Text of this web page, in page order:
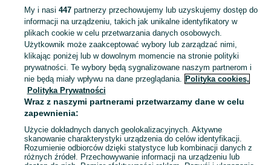
KATEGORIA
Skorzystaj z największego serwisu ogłoszeniowego - Janowo i okolice! Kupuj to, czego pragniesz i sprzedawaj to, czego już nie potrzebujesz! Zobacz
Mapa kategorii
Mapa miejscowości
Mapa ministron
Popularne wyszukiwania
My i nasi 447partnerzy przechowujemy lub uzyskujemy dostęp do
informacji na urządzeniu, takich jak unikalne identyfikatory w
plikach cookie w celu przetwarzania danych osobowych.
Użytkownik może zaakceptować wybory lub zarządzać nimi,
klikając poniżej lub w dowolnym momencie na stronie polityki
prywatności. Te wybory będą sygnalizowane naszym partnerom i
nie będą miały wpływu na dane przeglądania. Polityka cookies,
Polityka Prywatności
Wraz z naszymi partnerami przetwarzamy dane w celu
zapewnienia:
Użycie dokładnych danych geolokalizacyjnych. Aktywne
skanowanie charakterystyki urządzenia do celów identyfikacji.
Rozumienie odbiorców dzięki statystyce lub kombinacji danych z
różnych źródeł. Przechowywanie informacji na urządzeniu lub